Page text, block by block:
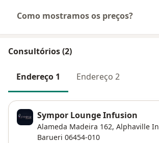
Como mostramos os preços?
Consultórios (2)
Endereço 1 Endereço 2
Sympor Lounge Infusion
Alameda Madeira 162, Alphaville
Barueri 06454-010